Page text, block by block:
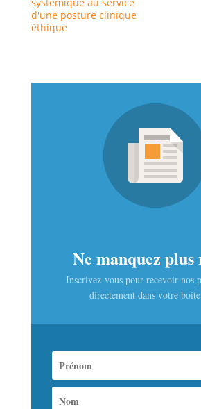
d'une posture clinique
éthique
Ne manquez
Inscrivez-vous pour recevoir nos
directement dans votre